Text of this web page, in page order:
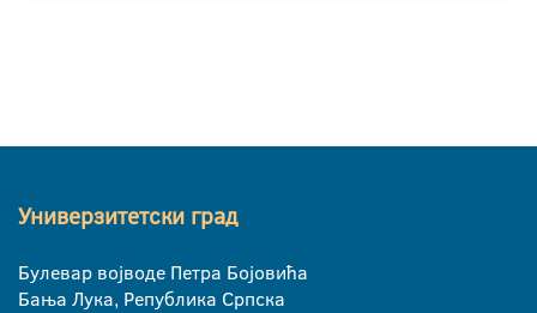
Универзитетски град
Булевар војводе Петра Бојовића
Бања Лука, Република Српска